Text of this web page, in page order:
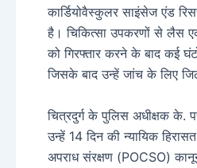
कार्डियोवैस्कुलर साइंसेज एंड
है। चिकित्सा उपकरणों से लैस
को गिरफ्तार करने के बाद कई
जिसके बाद उन्हें जांच के लिए
चित्रदुर्ग के पुलिस अधीक्षक के.
उन्हें 14 दिन की न्यायिक
अपराध संरक्षण (POCSO)